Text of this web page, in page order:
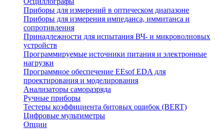
Приборы для измерений в оптическом диапазоне
Приборы для измерения импеданса, иммитанса и
сопротивления
Принадлежности для испытания ВЧ- и микроволновых
устройств
Программируемые источники питания и электронные
нагрузки
Программное обеспечение EEsof EDA для
проектирования и моделирования
Анализаторы саморазряда
Ручные приборы
Тестеры коэффициента битовых ошибок (BERT)
Цифровые мультиметры
Опции